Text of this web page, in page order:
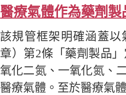
醫療氣體作為藥劑
該規管框架明確涵蓋
章）第2條「藥劑製品
氧化二氮、一氧化氮、
醫療氣體。至於醫療氣